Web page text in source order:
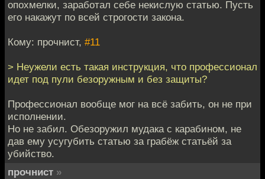
опохмелки, заработал себе некислую статью. Пусть
его накажут по всей строгости закона.
Кому: прочнист, #11
> Неужели есть такая инструкция, что профессионал
идет под пули безоружным и без защиты?
Профессионал вообще мог на всё забить, он не при
исполнении.
Но не забил. Обезоружил мудака с карабином, не
дав ему усугубить статью за грабёж статьёй за
убийство.
прочнист »